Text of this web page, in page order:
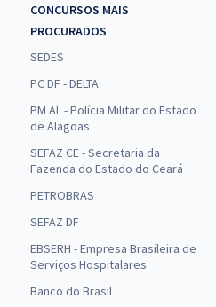
CONCURSOS MAIS
PROCURADOS
SEDES
PC DF - DELTA
PM AL - Polícia Militar do Estado
de Alagoas
SEFAZ CE - Secretaria da
Fazenda do Estado do Ceará
PETROBRAS
SEFAZ DF
EBSERH - Empresa Brasileira de
Serviços Hospitalares
Banco do Brasil